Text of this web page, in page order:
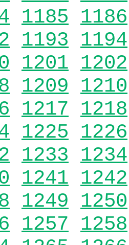
1185 1186
1193 1194
1201 1202
1209 1210
1217 1218
1225 1226
1233 1234
1241 1242
1249 1250
1257 1258